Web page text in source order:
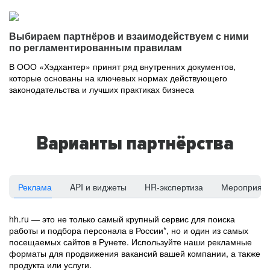
Выбираем партнёров и взаимодействуем с ними
по регламентированным правилам
В ООО «Хэдхантер» принят ряд внутренних документов,
которые основаны на ключевых нормах действующего
законодательства и лучших практиках бизнеса
Варианты партнёрства
Реклама API и виджеты HR-экспертиза
hh.ru — это не только самый крупный сервис для поиска
работы и подбора персонала в России*, но и один из самых
посещаемых сайтов в Рунете. Используйте наши рекламные
форматы для продвижения вакансий вашей компании, а также
продукта или услуги.